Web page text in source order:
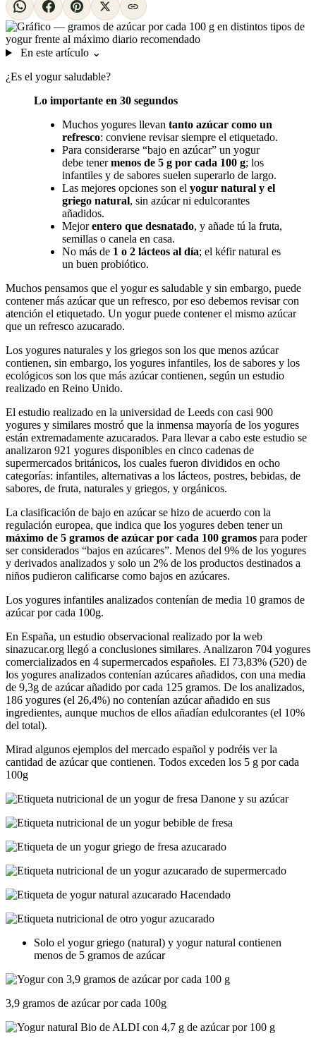
En este artículo ⌄
¿Es el yogur saludable?
Lo importante en 30 segundos
Muchos yogures llevan tanto azúcar como un
refresco: conviene revisar siempre el etiquetado.
Para considerarse “bajo en azúcar” un yogur
debe tenermenos de 5 g por cada 100 g; los
infantiles y de sabores suelen superarlo de largo.
Las mejores opciones son el yogur natural y el
griego natural, sin azúcar ni edulcorantes
añadidos.
Mejorentero que desnatado, y añade tú la fruta,
semillas o canela en casa.
No más de 1 o 2 lácteos al día; el kéfir natural es
un buen probiótico.
Muchos pensamos que el yogur es saludable y sin embargo, puede
contener más azúcar que un refresco, por eso debemos revisar con
atención el etiquetado. Un yogur puede contener el mismo azúcar
que un refresco azucarado.
Los yogures naturales y los griegos son los que menos azúcar
contienen, sin embargo, los yogures infantiles, los de sabores y los
ecológicos son los que más azúcar contienen, según un estudio
realizado en Reino Unido.
El estudio realizado en la universidad de Leeds con casi 900
yogures y similares mostró que la inmensa mayoría de los yogures
están extremadamente azucarados. Para llevar a cabo este estudio se
analizaron 921 yogures disponibles en cinco cadenas de
supermercados británicos, los cuales fueron divididos en ocho
categorías: infantiles, alternativas a los lácteos, postres, bebidas, de
sabores, de fruta, naturales y griegos, y orgánicos.
La clasificación de bajo en azúcar se hizo de acuerdo con la
regulación europea, que indica que los yogures deben tener un
máximo de 5 gramos de azúcar por cada 100 gramos para poder
ser considerados “bajos en azúcares”. Menos del 9% de los yogures
y derivados analizados y solo un 2% de los productos destinados a
niños pudieron calificarse como bajos en azúcares.
Los yogures infantiles analizados contenían de media 10 gramos de
azúcar por cada 100g.
En España, un estudio observacional realizado por la web
sinazucar.org llegó a conclusiones similares. Analizaron 704 yogures
comercializados en 4 supermercados españoles. El 73,83% (520) de
los yogures analizados contenían azúcares añadidos, con una media
de 9,3g de azúcar añadido por cada 125 gramos. De los analizados,
186 yogures (el 26,4%) no contenían azúcar añadido en sus
ingredientes, aunque muchos de ellos añadían edulcorantes (el 10%
del total).
Mirad algunos ejemplos del mercado español y podréis ver la
cantidad de azúcar que contienen. Todos exceden los 5 g por cada
100g
Solo el yogur griego (natural) y yogur natural contienen
menos de 5 gramos de azúcar
3,9 gramos de azúcar por cada 100g